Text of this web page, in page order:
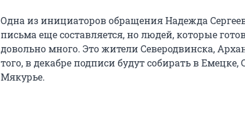
Одна из инициаторов обращения Надежда
письма еще составляется, но людей, которые
довольно много. Это жители Северодвинска,
того, в декабре подписи будут собирать в Емецке,
Мякурье.